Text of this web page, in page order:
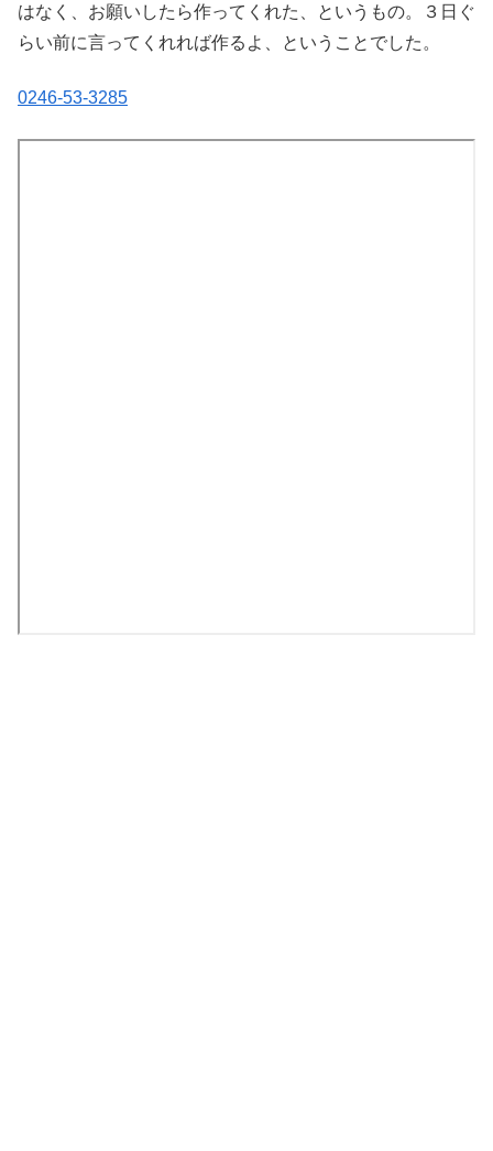
はなく、お願いしたら作ってくれた、というもの。３日ぐ
らい前に言ってくれれば作るよ、ということでした。
0246-53-3285